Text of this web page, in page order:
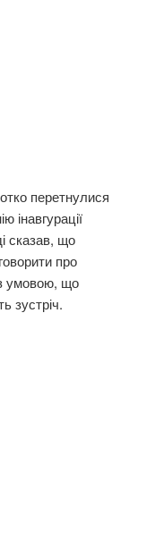
перетнулися
інавгурації
сказав, що
про
умовою, що
зустріч.